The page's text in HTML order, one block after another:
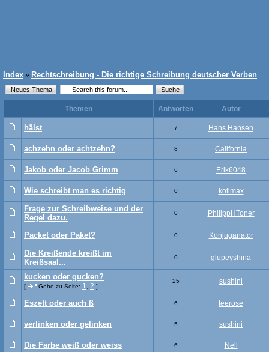
Index » Rechtschreibung - Die richtige Schreibung deutscher Verben
Themen Antworten Autor
hälst 7 Hans Hansen
achzehn oder achtzehn? 8 California
Jakob oder Jacob Grimm 6 Erik6048
Wie schreibt man es richtig 0 kotimax
Frage zur Schreibweise und der
Regel dazu.
0 PhilippHToner
Packet oder Paket? 0 Konjuganator
Die Kreißende kreißt im
Kreißsaal...
0 glupeyshina
kucken oder gucken?
[ Gehe zu Seite: 1 2 ]
25 sushini
Eszett oder auch ß 6 teerose
verlinken oder gelinken 5 sushini
Die Farbe weiß oder weiss 6 Nell